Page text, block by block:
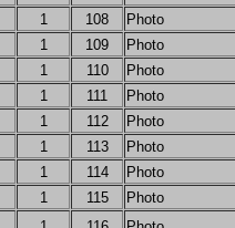
1 108
Photo
1 109
Photo
1 110
Photo
1 111
Photo
1 112
Photo
1 113
Photo
1 114
Photo
1 115
Photo